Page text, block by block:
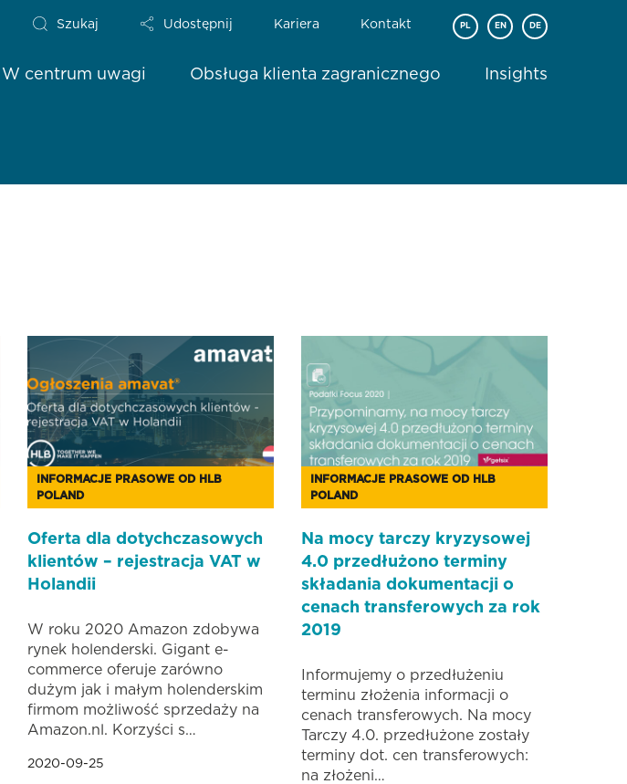
Szukaj Udostępnij Kariera Kontakt PL EN DE
W centrum uwagi Obsługa klienta zagranicznego Insights
INFORMACJE PRASOWE OD HLB
POLAND
Oferta dla dotychczasowych
klientów – rejestracja VAT w
Holandii
W roku 2020 Amazon zdobywa
rynek holenderski. Gigant e-
commerce oferuje zarówno
dużym jak i małym holenderskim
firmom możliwość sprzedaży na
Amazon.nl. Korzyści s…
2020-09-25
INFORMACJE PRASOWE OD HLB
POLAND
Na mocy tarczy kryzysowej
4.0 przedłużono terminy
składania dokumentacji o
cenach transferowych za rok
2019
Informujemy o przedłużeniu
terminu złożenia informacji o
cenach transferowych. Na mocy
Tarczy 4.0. przedłużone zostały
terminy dot. cen transferowych:
na złożeni…